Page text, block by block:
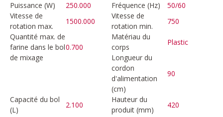
Puissance (W)
250.000 Fréquence (Hz)
50/60
Vitesse de
rotation max.
1500.000
Vitesse de
rotation min.
750
Quantité max. de
farine dans le bol
de mixage
0.700
Matériau du
corps
Plastic
Longueur du
cordon
d'alimentation
(cm)
90
Capacité du bol
(L)
2.100
Hauteur du
produit (mm)
420